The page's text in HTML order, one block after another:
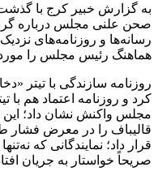
به گزارش خبیر کرج با
صحن علنی مجلس درباره
رسانه‌ها و روزنامه‌های
هماهنگ رئیس مجلس را مورد
روزنامه سازندگی با تیتر
کرد و روزنامه اعتماد هم
مجلس واکنش نشان داد؛
قالیباف را در معرض فشار
قرار داد؛ نمایندگانی که
صریحاً خواستار به جریان